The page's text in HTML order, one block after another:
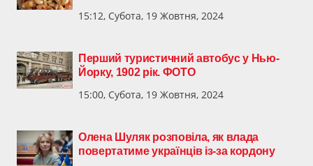
15:12, Субота, 19 Жовтня, 2024
Перший туристичний автобус у Нью-
Йорку, 1902 рік. ФОТО
15:00, Субота, 19 Жовтня, 2024
Олена Шуляк розповіла, як влада
повертатиме українців із-за кордону